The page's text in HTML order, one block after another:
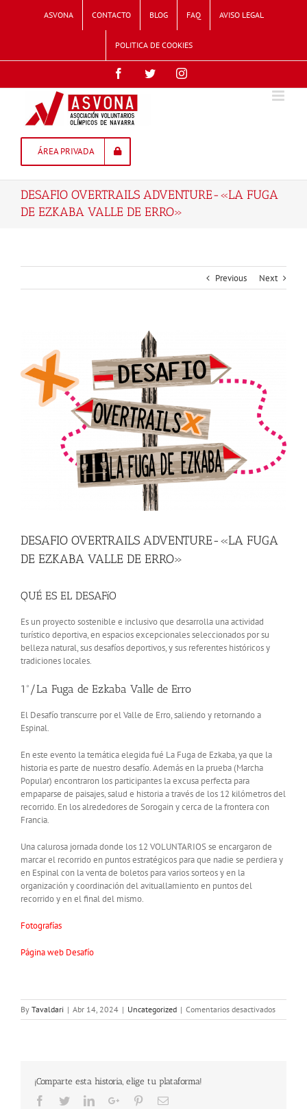
ASVONA CONTACTO BLOG FAQ AVISO LEGAL
POLITICA DE COOKIES
FacebookTwitterInstagram
ÁREA PRIVADA
DESAFIO OVERTRAILS ADVENTURE-«LA FUGA
DE EZKABA VALLE DE ERRO»
Previous Next
Image
DESAFIO OVERTRAILS ADVENTURE-«LA FUGA
DE EZKABA VALLE DE ERRO»
QUÉ ES EL DESAFíO
Es un proyecto sostenible e inclusivo que desarrolla una actividad
turístico deportiva, en espacios excepcionales seleccionados por su
belleza natural, sus desafíos deportivos, y sus referentes históricos y
tradiciones locales.
1º/La Fuga de Ezkaba Valle de Erro
El Desafío transcurre por el Valle de Erro, saliendo y retornando a
Espinal.
En este evento la temática elegida fué La Fuga de Ezkaba, ya que la
historia es parte de nuestro desafío. Además en la prueba (Marcha
Popular) encontraron los participantes la excusa perfecta para
empaparse de paisajes, salud e historia a través de los 12 kilómetros del
recorrido. En los alrededores de Sorogain y cerca de la frontera con
Francia.
Una calurosa jornada donde los 12 VOLUNTARIOS se encargaron de
marcar el recorrido en puntos estratégicos para que nadie se perdiera y
en Espinal con la venta de boletos para varios sorteos y en la
organización y coordinación del avituallamiento en puntos del
recorrido y en el final del mismo.
Fotografías
Página web Desafío
By Tavaldari | Abr 14, 2024 | Uncategorized | Comentarios desactivadosen
DESAFIO
¡Comparte esta historia, elige tu plataforma!
Facebook
TwitterLinkedInGoogle+PinterestEmail